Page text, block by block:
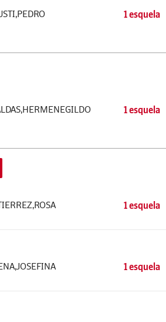
1 esquela
1 esquela
1 esquela
1 esquela